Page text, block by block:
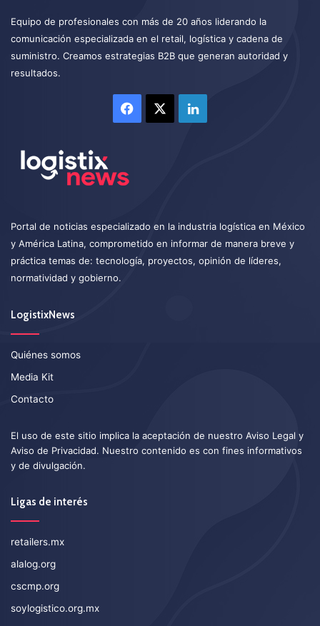
Equipo de profesionales con más de 20 años liderando la
comunicación especializada en el retail, logística y cadena de
suministro. Creamos estrategias B2B que generan autoridad y
resultados.
Facebook LinkedIn
Portal de noticias especializado en la industria logística en México
y América Latina, comprometido en informar de manera breve y
práctica temas de: tecnología, proyectos, opinión de líderes,
normatividad y gobierno.
LogistixNews
Quiénes somos
Media Kit
Contacto
El uso de este sitio implica la aceptación de nuestro Aviso Legal y
Aviso de Privacidad. Nuestro contenido es con fines informativos
y de divulgación.
Ligas de interés
retailers.mx
alalog.org
cscmp.org
soylogistico.org.mx